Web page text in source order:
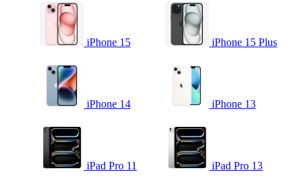
iPhone 15 iPhone 15 Plus
iPhone 14 iPhone 13
iPad Pro 11 iPad Pro 13